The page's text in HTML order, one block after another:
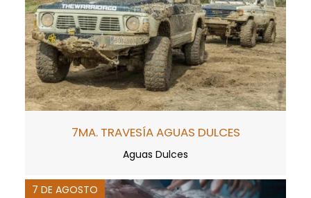
7MA. TRAVESÍA AGUAS DULCES
Aguas Dulces
7 DE AGOSTO